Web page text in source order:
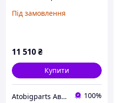
Під замовлення
11 510₴
Купити
Atobigparts Автозапчастини 100%